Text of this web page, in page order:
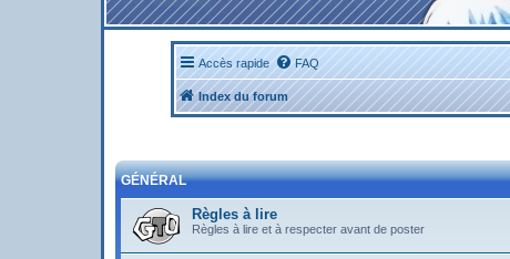
Accès rapide FAQ
Index du forum
GÉNÉRAL
Règles à lire
Règles à lire et à respecter avant de poster